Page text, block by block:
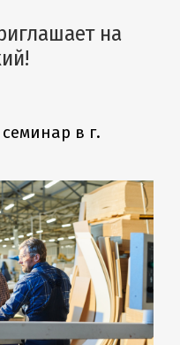
на
в г.